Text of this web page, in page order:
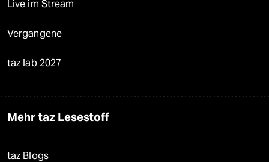
Live im Stream
Vergangene
taz lab 2027
Mehr taz Lesestoff
taz Blogs